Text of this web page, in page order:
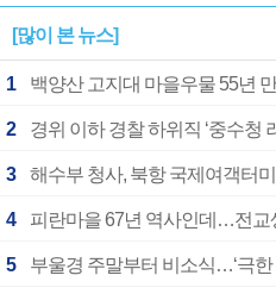
[많이 본 뉴스]
1 백양산 고지대 마을우물 55년
2 경위 이하 경찰 하위직 ‘중수청
3 해수부 청사, 북항 국제여객터
4 피란마을 67년 역사인데…전교
5 부울경 주말부터 비소식…‘극한